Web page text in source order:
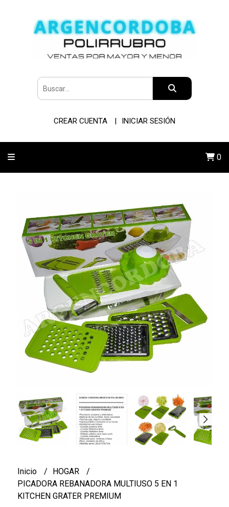
CREAR CUENTA INICIAR SESIÓN
0
Inicio
HOGAR
PICADORA REBANADORA MULTIUSO 5 EN 1
KITCHEN GRATER PREMIUM